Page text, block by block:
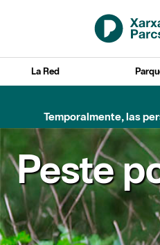
Saltar al contenido principal
La Red
Temporalmente, las
Peste